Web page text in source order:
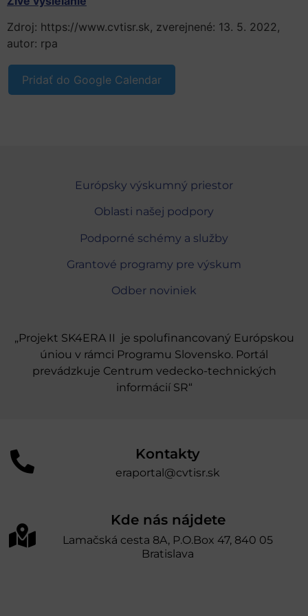
Zdroj: https://www.cvtisr.sk, zverejnené: 13. 5. 2022,
autor: rpa
Pridať do Google Calendar
Európsky výskumný priestor
Oblasti našej podpory
Podporné schémy a služby
Grantové programy pre výskum
Odber noviniek
„Projekt SK4ERA II je spolufinancovaný Európskou
úniou v rámci Programu Slovensko. Portál
prevádzkuje Centrum vedecko-technických
informácií SR“
Kontakty
eraportal@cvtisr.sk
Kde nás nájdete
Lamačská cesta 8A, P.O.Box 47, 840 05
Bratislava